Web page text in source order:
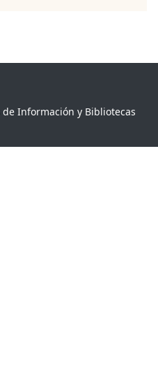
Información y Bibliotecas